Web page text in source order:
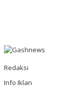
Redaksi
Info Iklan